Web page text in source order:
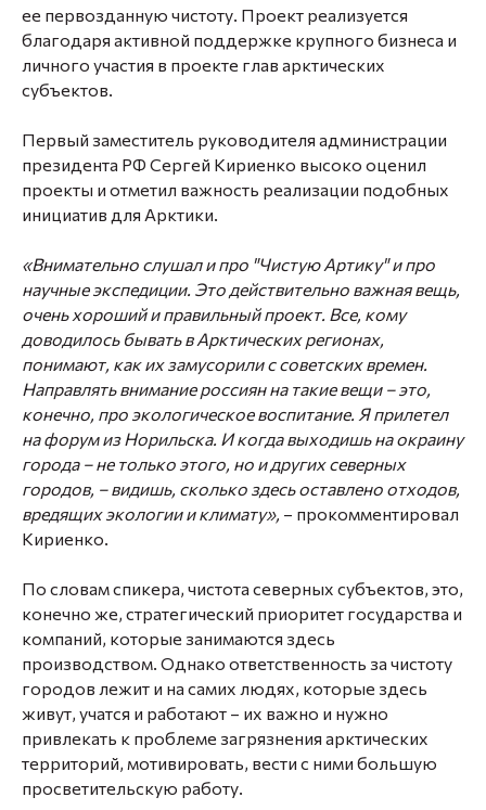
ее первозданную чистоту. Проект реализуется
благодаря активной поддержке крупного бизнеса и
личного участия в проекте глав арктических
субъектов.
Первый заместитель руководителя администрации
президента РФ Сергей Кириенко высоко оценил
проекты и отметил важность реализации подобных
инициатив для Арктики.
«Внимательно слушал и про "Чистую Артику" и про
научные экспедиции. Это действительно важная вещь,
очень хороший и правильный проект. Все, кому
доводилось бывать в Арктических регионах,
понимают, как их замусорили с советских времен.
Направлять внимание россиян на такие вещи – это,
конечно, про экологическое воспитание. Я прилетел
на форум из Норильска. И когда выходишь на окраину
города – не только этого, но и других северных
городов, – видишь, сколько здесь оставлено отходов,
вредящих экологии и климату», – прокомментировал
Кириенко.
По словам спикера, чистота северных субъектов, это,
конечно же, стратегический приоритет государства и
компаний, которые занимаются здесь
производством. Однако ответственность за чистоту
городов лежит и на самих людях, которые здесь
живут, учатся и работают – их важно и нужно
привлекать к проблеме загрязнения арктических
территорий, мотивировать, вести с ними большую
просветительскую работу.